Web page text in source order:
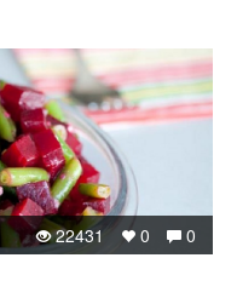
0
0
22431